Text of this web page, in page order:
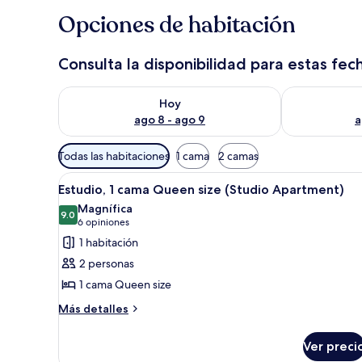
Opciones de habitación
Consulta la disponibilidad para estas
Hoy
ago 8 - ago 9
Consulta la disponibilidad para hoy ago 8 - ago 9
Consulta la
Filtros
disponibles
para
las
habitaciones
Todas las habitaciones 1 cama 2 camas
Abrir
todas
las
fotos
de
Estudio,
1
cama
Una habitación de hotel con
5
Estudio, 1 cama Queen size (Studio Apartment)
9.09.0 de 10
Magnífica
6 opiniones
(6
opiniones)
1 habitación
2 personas
1 cama Queen size
Más detalles
Más
Ver